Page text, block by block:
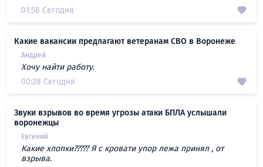
01:58 Сегодня
Какие вакансии предлагают ветеранам СВО в Воронеже
Андрей
Хочу найти работу.
00:28 Сегодня
Звуки взрывов во время угрозы атаки БПЛА услышали
воронежцы
Евгений
Какие хлопки????? Я с кровати упор лежа принял , от
взрыва.